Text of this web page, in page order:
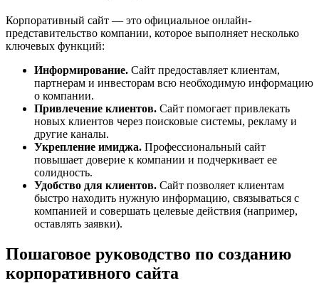
Корпоративный сайт — это официальное онлайн-
представительство компании, которое выполняет несколько
ключевых функций:
Информирование. Сайт предоставляет клиентам,
партнерам и инвесторам всю необходимую информацию
о компании.
Привлечение клиентов. Сайт помогает привлекать
новых клиентов через поисковые системы, рекламу и
другие каналы.
Укрепление имиджа. Профессиональный сайт
повышает доверие к компании и подчеркивает ее
солидность.
Удобство для клиентов. Сайт позволяет клиентам
быстро находить нужную информацию, связываться с
компанией и совершать целевые действия (например,
оставлять заявки).
Пошаговое руководство по созданию
корпоративного сайта